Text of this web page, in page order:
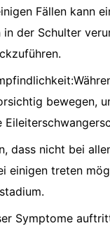
Fällen kann
der Schulter
bewegen,
dass nicht bei
einigen treten
Symptome